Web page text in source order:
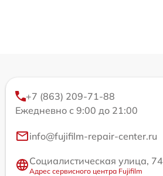
+7 (863) 209-71-88
Ежедневно с 9:00 до 21:00
info@fujifilm-repair-center.ru
Социалистическая улица, 74
Адрес сервисного центра Fujifilm